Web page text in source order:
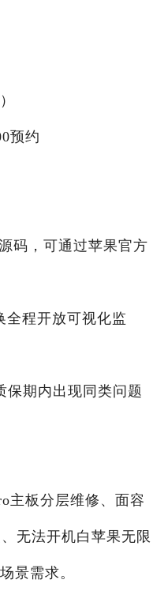
预约
，可通过苹果官方
程开放可视化监
期内出现同类问题
主板分层维修、面容
无法开机白苹果无限
景需求。